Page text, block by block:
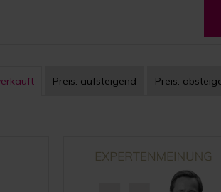
Preis: aufsteigend Preis: